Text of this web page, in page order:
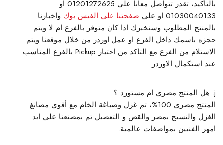
بالتأكيد، تقدر تتواصل معانا علي 01201272625 او
01030040133 او علي
صفحتنا علي الفيس بوك واخبارنا
بالمنتج المطلوب وسنخبرك اذا كان متوفر بالفرع ام لا ويتم
حجزه باسمك داخل الفرع او عمل اوردر من خلال موقعنا ويتم
الاستلام من الفرع مع التاكد من اختيار Pickup بالفرع المناسب
عند استكمال الاوردر.
هل المنتج مصري ام مستورد ؟
المنتج مصري 100%، تم غزل وصباغة الخام مع أقوي مصانغ
الغزل والنسيج بمصر والقص و التفصيل تم بمصنعنا علي ايد
امهر الفنيين بمواصفات عالمية.